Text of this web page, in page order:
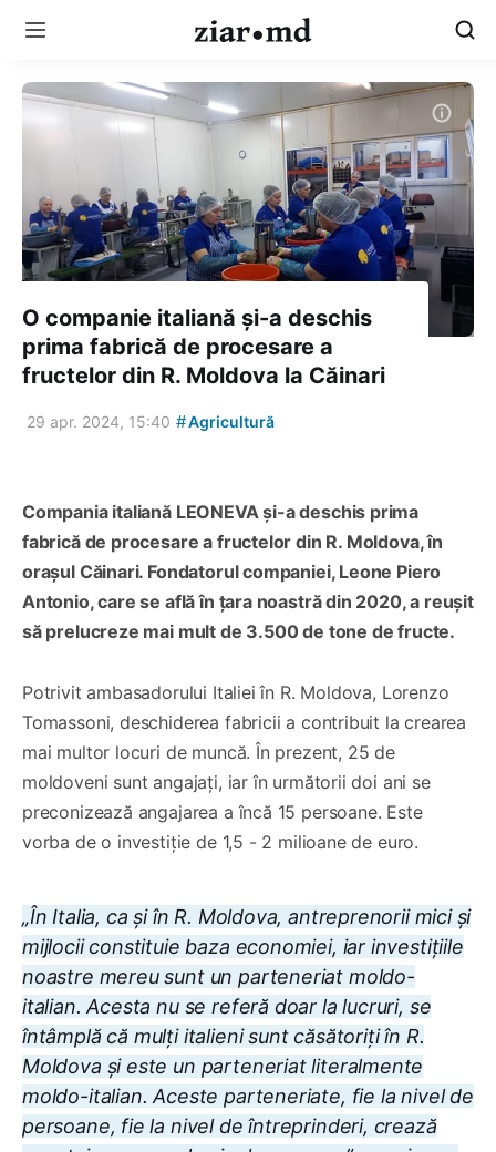
O companie italiană și-a deschis
prima fabrică de procesare a
fructelor din R. Moldova la Căinari
29 apr. 2024, 15:40 #Agricultură
Compania italiană LEONEVA și-a deschis prima
fabrică de procesare a fructelor din R. Moldova, în
orașul Căinari. Fondatorul companiei, Leone Piero
Antonio, care se află în țara noastră din 2020, a reușit
să prelucreze mai mult de 3.500 de tone de fructe.
Potrivit ambasadorului Italiei în R. Moldova, Lorenzo
Tomassoni, deschiderea fabricii a contribuit la crearea
mai multor locuri de muncă. În prezent, 25 de
moldoveni sunt angajați, iar în următorii doi ani se
preconizează angajarea a încă 15 persoane. Este
vorba de o investiție de 1,5 - 2 milioane de euro.
„În Italia, ca și în R. Moldova, antreprenorii mici și
mijlocii constituie baza economiei, iar investițiile
noastre mereu sunt un parteneriat moldo-
italian. Acesta nu se referă doar la lucruri, se
întâmplă că mulți italieni sunt căsătoriți în R.
Moldova și este un parteneriat literalmente
moldo-italian. Aceste parteneriate, fie la nivel de
persoane, fie la nivel de întreprinderi, crează